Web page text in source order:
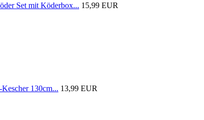
Set mit Köderbox... 15,99 EUR
130cm... 13,99 EUR